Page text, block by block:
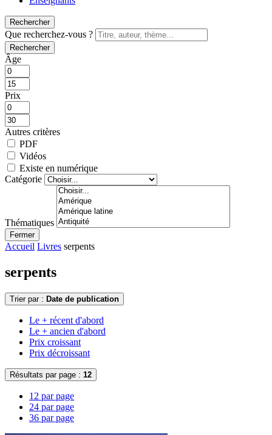
Rechercher
Que recherchez-vous ?
Rechercher
Âge
Prix
Autres critères
PDF
Vidéos
Existe en numérique
Catégorie
Thématiques
Fermer
Accueil Livres serpents
serpents
Trier par : Date de publication
Le + récent d'abord
Le + ancien d'abord
Prix croissant
Prix décroissant
Résultats par page : 12
12 par page
24 par page
36 par page